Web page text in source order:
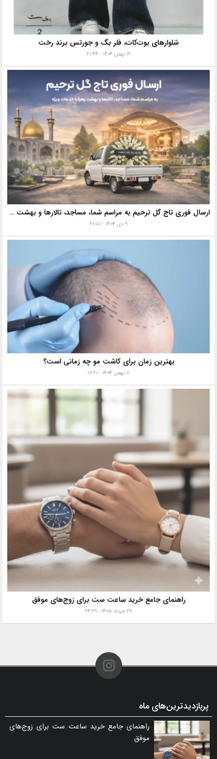
شلوارهای بوت‌کات، فلر بگ و جورتس برند رخت
۱۲ بهمن ۱۴۰۴ - ۲۱:۴۴
ارسال فوری تاج گل ترحیم به مراسم شما، مساجد، تالارها و بهشت زهرا با خدمات ویژه
۹ دی ۱۴۰۴ - ۲۰:۵۱
بهترین زمان برای کاشت مو چه زمانی است؟
۱۱ بهمن ۱۴۰۴ - ۱۷:۲۱
راهنمای جامع خرید ساعت ست برای زوج‌های موفق
۲۶ خرداد ۱۴۰۵ - ۲۳:۲۹
پربازدیدترین‌های ماه
راهنمای جامع خرید ساعت ست برای زوج‌های
موفق